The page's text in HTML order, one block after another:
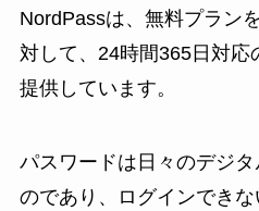
NordPassは、無料プラン
対して、24時間365日対応
提供しています。
パスワードは日々のデジ
のであり、ログインでき